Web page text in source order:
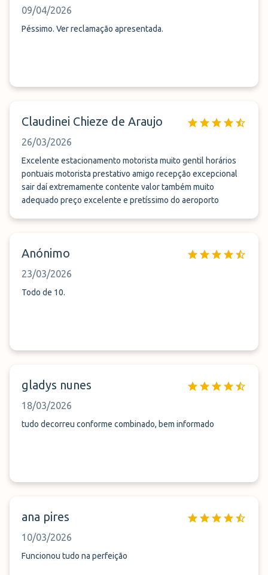
09/04/2026
Péssimo. Ver reclamação apresentada.
Claudinei Chieze de Araujo
26/03/2026
Excelente estacionamento motorista muito gentil horários
pontuais motorista prestativo amigo recepção excepcional
sair daí extremamente contente valor também muito
adequado preço excelente e pretíssimo do aeroporto
Anónimo
23/03/2026
Todo de 10.
gladys nunes
18/03/2026
tudo decorreu conforme combinado, bem informado
ana pires
10/03/2026
Funcionou tudo na perfeição